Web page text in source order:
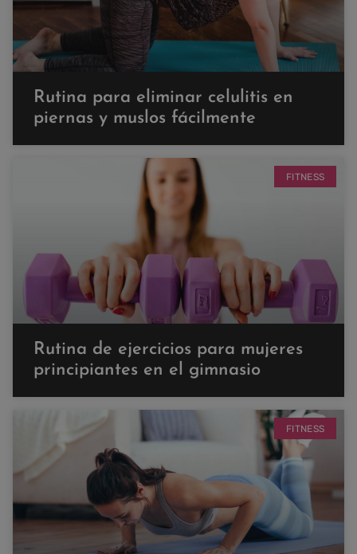
Rutina para eliminar celulitis en
piernas y muslos fácilmente
FITNESS
Rutina de ejercicios para mujeres
principiantes en el gimnasio
FITNESS